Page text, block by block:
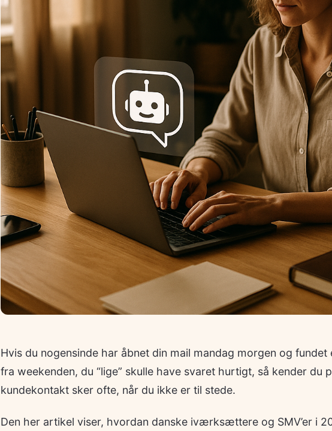
Hvis du nogensinde har åbnet din mail mandag morgen og
fra weekenden, du “lige” skulle have svaret hurtigt, så kender du
kundekontakt sker ofte, når du ikke er til stede.
Den her artikel viser, hvordan danske iværksættere og SMV’er i